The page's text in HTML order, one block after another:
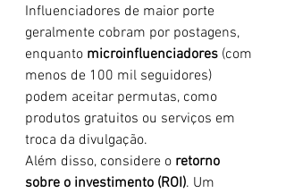
Influenciadores de maior porte
geralmente cobram por postagens,
enquanto microinfluenciadores (com
menos de 100 mil seguidores)
podem aceitar permutas, como
produtos gratuitos ou serviços em
troca da divulgação.
Além disso, considere o retorno
sobre o investimento (ROI). Um